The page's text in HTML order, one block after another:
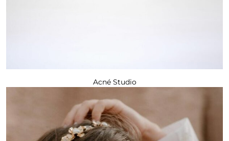
Acné Studio